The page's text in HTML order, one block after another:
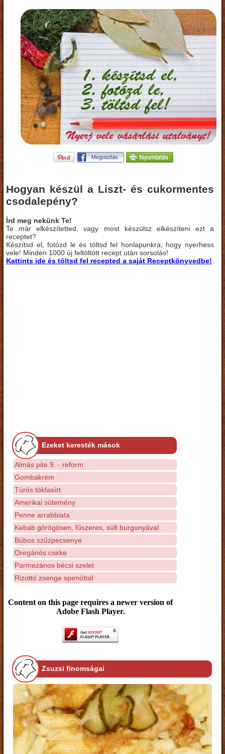
Hogyan készül a Liszt- és cukormentes
csodalepény?
Írd meg nekünk Te!
Te már elkészítetted, vagy most készülsz elkészíteni ezt a
receptet?
Készítsd el, fotózd le és töltsd fel honlapunkra, hogy nyerhess
vele! Minden 1000 új feltöltött recept után sorsolás!
Kattints ide és töltsd fel recepted a saját Receptkönyvedbe!
Ezeket keresték mások
Almás pite 9. - reform
Gombakrém
Túrós tökfasírt
Amerikai sütemény
Penne arrabbiata
Kebab görögösen, fűszeres, sült burgonyával
Búbos szűzpecsenye
Oregánós csirke
Parmezános bécsi szelet
Rizottó zsenge spenóttal
Content on this page requires a newer version of
Adobe Flash Player.
Zsuzsi finomságai